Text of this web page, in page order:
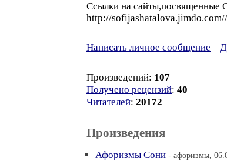
Ссылки на сайты,посвященные
http://sofijashatalova.jimdo.com//
Написать личное сообщение
Произведений: 107
Получено рецензий: 40
Читателей: 20172
Произведения
Афоризмы Сони - афоризмы,